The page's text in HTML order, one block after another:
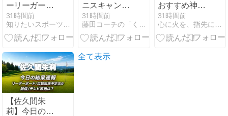
ーリーガー8
月7日まと
め！延長サヨ
ナラ決着が2
尚は13回激闘
を制す
31時間前
知りたいスポーツNEWS
ニスキャン
プ、第２クー
ル終了 第1103
回
31時間前
藤田コーチの「くう・ねる・テニス」NEW
おすすめ神ゲ
ー・RPGアプ
リランキング |
新作から殿堂
31時間前
心に火を、指先にペンを
【佐久間朱
莉】今日の結
全て表示